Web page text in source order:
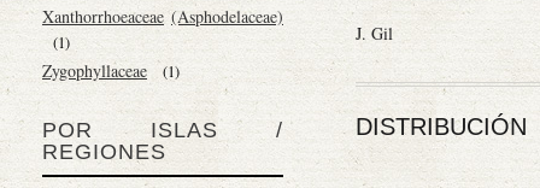
Xanthorrhoeaceae (Asphodelaceae)
(1)
Zygophyllaceae (1)
POR ISLAS /
REGIONES
J. Gil
DISTRIBUCIÓN